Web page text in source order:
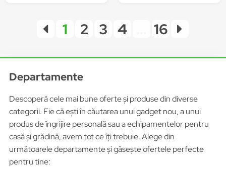
1 2 3 4 16
Departamente
Descoperă cele mai bune oferte și produse din diverse
categorii. Fie că ești în căutarea unui gadget nou, a unui
produs de îngrijire personală sau a echipamentelor pentru
casă și grădină, avem tot ce îți trebuie. Alege din
următoarele departamente și găsește ofertele perfecte
pentru tine: